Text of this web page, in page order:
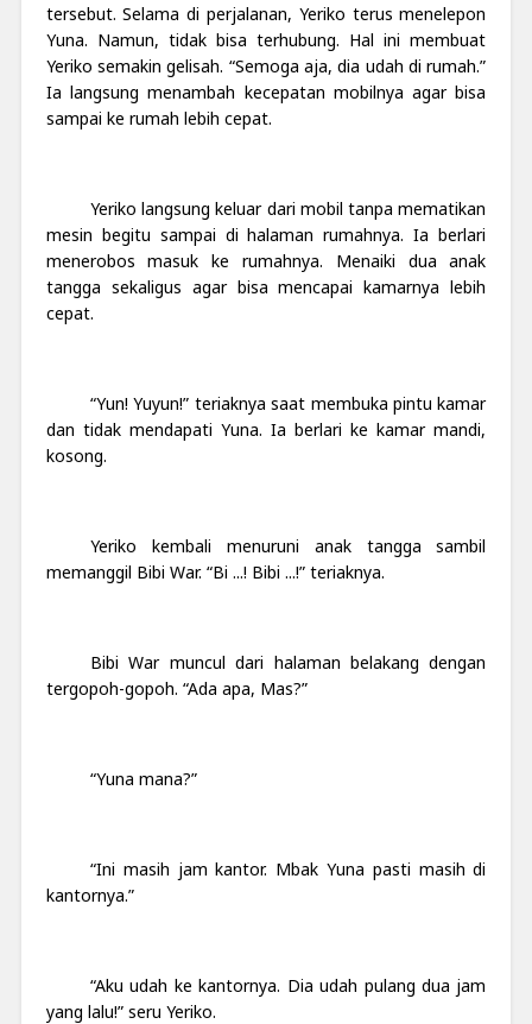
tersebut. Selama di perjalanan, Yeriko terus menelepon
Yuna. Namun, tidak bisa terhubung. Hal ini membuat
Yeriko semakin gelisah. “Semoga aja, dia udah di rumah.”
Ia langsung menambah kecepatan mobilnya agar bisa
sampai ke rumah lebih cepat.
Yeriko langsung keluar dari mobil tanpa mematikan
mesin begitu sampai di halaman rumahnya. Ia berlari
menerobos masuk ke rumahnya. Menaiki dua anak
tangga sekaligus agar bisa mencapai kamarnya lebih
cepat.
“Yun! Yuyun!” teriaknya saat membuka pintu kamar
dan tidak mendapati Yuna. Ia berlari ke kamar mandi,
kosong.
Yeriko kembali menuruni anak tangga sambil
memanggil Bibi War. “Bi ...! Bibi ...!” teriaknya.
Bibi War muncul dari halaman belakang dengan
tergopoh-gopoh. “Ada apa, Mas?”
“Yuna mana?”
“Ini masih jam kantor. Mbak Yuna pasti masih di
kantornya.”
“Aku udah ke kantornya. Dia udah pulang dua jam
yang lalu!” seru Yeriko.